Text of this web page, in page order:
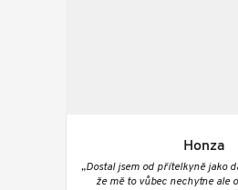
Honza
„Dostal jsem od přítelkyně jako
že mě to vůbec nechytne ale